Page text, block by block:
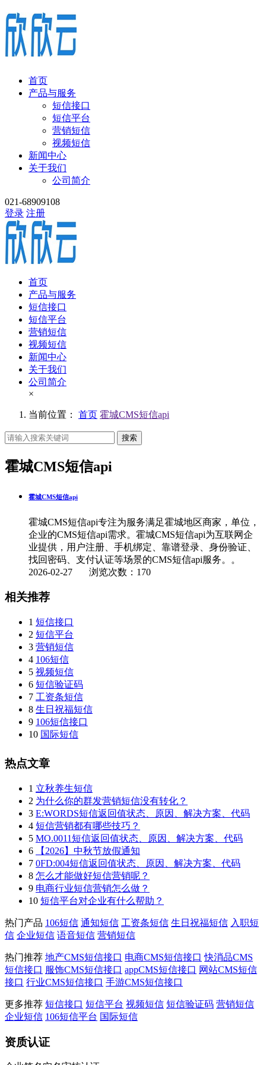
首页
产品与服务
短信接口
短信平台
营销短信
视频短信
新闻中心
关于我们
公司简介
021-68909108
登录 注册
首页
产品与服务
短信接口
短信平台
营销短信
视频短信
新闻中心
关于我们
公司简介
×
当前位置： 首页 霍城CMS短信api
搜索
霍城CMS短信api
霍城CMS短信api
霍城CMS短信api专注为服务满足霍城地区商家，单位，
企业的CMS短信api需求。霍城CMS短信api为互联网企
业提供，用户注册、手机绑定、靠谱登录、身份验证、
找回密码、支付认证等场景的CMS短信api服务。。
2026-02-27 浏览次数：170
相关推荐
1 短信接口
2 短信平台
3 营销短信
4 106短信
5 视频短信
6 短信验证码
7 工资条短信
8 生日祝福短信
9 106短信接口
10 国际短信
热点文章
1 立秋养生短信
2 为什么你的群发营销短信没有转化？
3 E:WORDS短信返回值状态、原因、解决方案、代码
4 短信营销都有哪些技巧？
5 MO.0011短信返回值状态、原因、解决方案、代码
6
【2026】中秋节放假通知
7 0FD:004短信返回值状态、原因、解决方案、代码
8 怎么才能做好短信营销呢？
9 电商行业短信营销怎么做？
10 短信平台对企业有什么帮助？
热门产品 106短信 通知短信 工资条短信 生日祝福短信 入职短
信 企业短信 语音短信 营销短信
热门推荐 地产CMS短信接口 电商CMS短信接口 快消品CMS
短信接口 服饰CMS短信接口 appCMS短信接口 网站CMS短信
接口 行业CMS短信接口 手游CMS短信接口
更多推荐 短信接口 短信平台 视频短信 短信验证码 营销短信
企业短信 106短信平台 国际短信
资质认证